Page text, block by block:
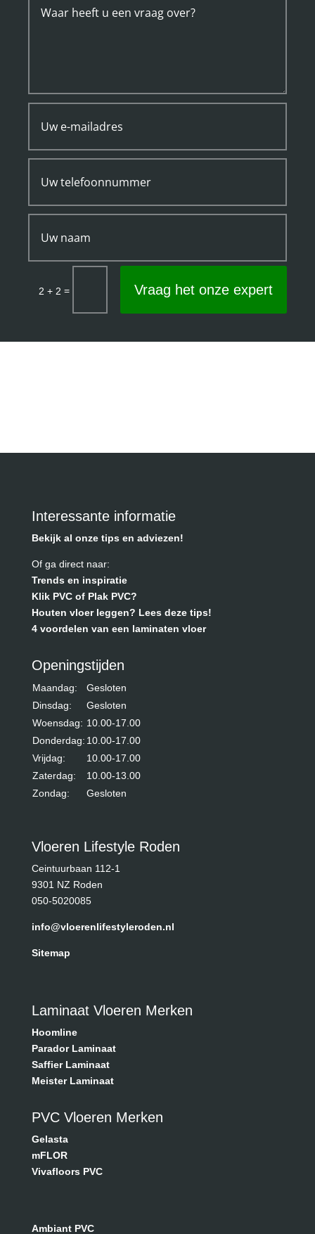
2 + 2 = Vraag het onze expert
Interessante informatie
Bekijk al onze tips en adviezen!
Of ga direct naar:
Trends en inspiratie
Klik PVC of Plak PVC?
Houten vloer leggen? Lees deze tips!
4 voordelen van een laminaten vloer
Openingstijden
Maandag:
Gesloten
Dinsdag:
Gesloten
Woensdag: 10.00-17.00
Donderdag: 10.00-17.00
Vrijdag:
10.00-17.00
Zaterdag:
10.00-13.00
Zondag:
Gesloten
Vloeren Lifestyle Roden
Ceintuurbaan 112-1
9301 NZ Roden
050-5020085
info@vloerenlifestyleroden.nl
Sitemap
Laminaat Vloeren Merken
Hoomline
Parador Laminaat
Saffier Laminaat
Meister Laminaat
PVC Vloeren Merken
Gelasta
mFLOR
Vivafloors PVC
Ambiant PVC